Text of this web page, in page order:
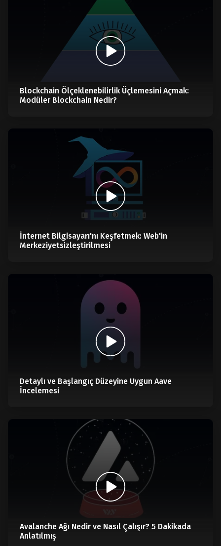
Blockchain Ölçeklenebilirlik Üçlemesini Açmak:
Modüler Blockchain Nedir?
İnternet Bilgisayarı'nı Keşfetmek: Web'in
Merkeziyetsizleştirilmesi
Detaylı ve Başlangıç Düzeyine Uygun Aave
İncelemesi
Avalanche Ağı Nedir ve Nasıl Çalışır? 5 Dakikada
Anlatılmış